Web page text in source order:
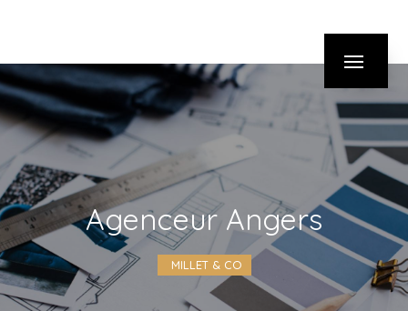
agenceur Angers
MILLET & CO